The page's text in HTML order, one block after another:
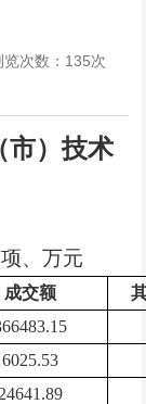
次数： 135次
市）技术
、万元
成交额
6025.53
24641.89